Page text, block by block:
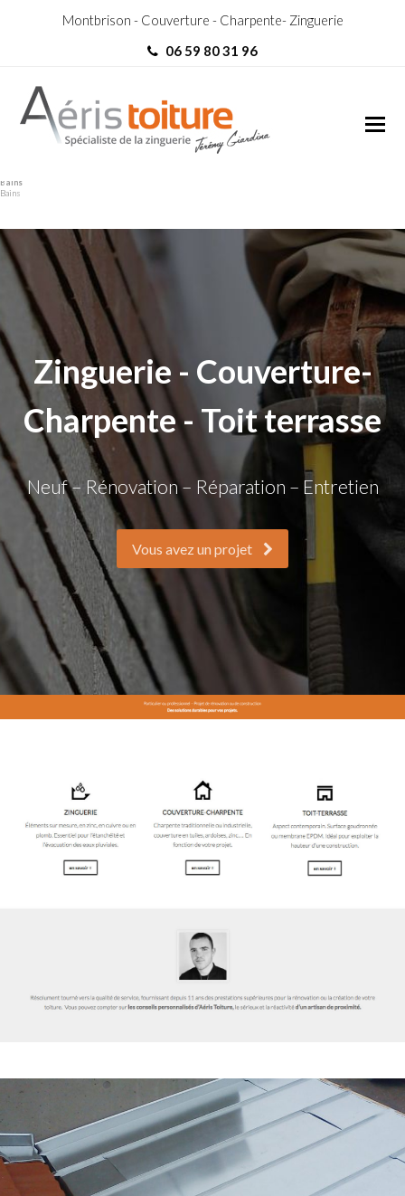
Montbrison - Couverture - Charpente- Zinguerie
06 59 80 31 96
Bains
Bains
Zinguerie - Couverture-
Charpente - Toit terrasse
Neuf – Rénovation – Réparation – Entretien
Vous avez un projet